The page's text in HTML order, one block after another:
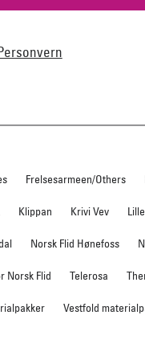
Frelsesarmeen/Others
Klippan Krivi Vev
Norsk Flid Hønefoss
Norsk Flid Telerosa
Vestfold